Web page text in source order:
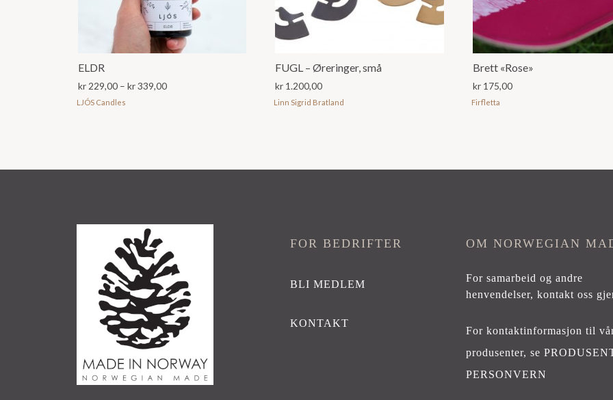
ELDR
kr 229,00 – kr339,00Prisområde:
LJÓS Candles
FUGL – Øreringer, små
kr 1.200,00
Linn Sigrid Bratland
Brett «Rose»
kr175,00
Firfletta
FOR BEDRIFTER
BLI MEDLEM
KONTAKT
OM NORWEGIAN
For samarbeid og andre
henvendelser,kontakt oss
For kontaktinformasjon til
produsenter, se
PERSONVERN